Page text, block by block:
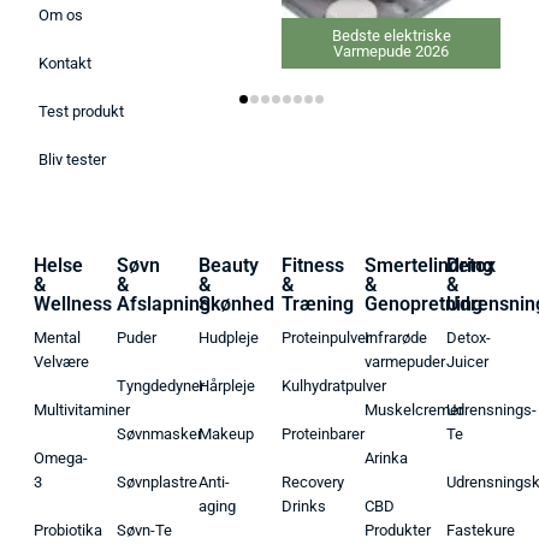
Om os
Kontakt
Test produkt
Bliv tester
Bedste Massage Pistol
Helse
&
Wellness
Mental
Velvære
Multivitaminer
Omega-
3
Probiotika
Søvn
&
Afslapning
Puder
Tyngdedyner
Søvnmasker
Søvnplastre
Søvn-Te
Beauty
&
Skønhed
Hudpleje
Hårpleje
Makeup
Anti-
aging
Fitness
&
Træning
Proteinpulver
Kulhydratpulver
Proteinbarer
Recovery
Drinks
Smertelindring
&
Genopretning
Infrarøde
varmepuder
Muskelcremer
Arinka
CBD
Produkter
Detox
&
Detox-
Juicer
Udrensnings-
Te
Fastekure